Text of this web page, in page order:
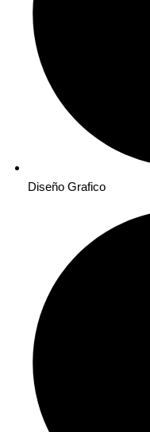
Diseño Grafico